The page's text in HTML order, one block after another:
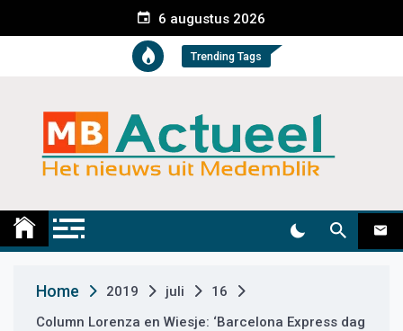
e
t
6 augustus 2026
Trending Tags
Medemblik Actueel
Home 2019 juli
16
Column Lorenza en Wiesje: ‘Barcelona Express dag